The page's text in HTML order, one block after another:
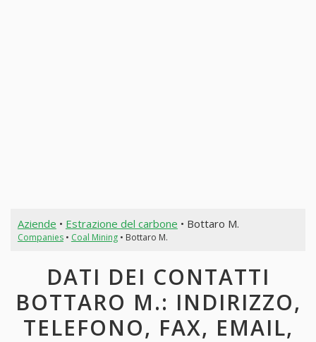
Aziende • Estrazione del carbone • Bottaro M.
Companies• Coal Mining• Bottaro M.
DATI DEI CONTATTI
BOTTARO M.: INDIRIZZO,
TELEFONO, FAX, EMAIL,